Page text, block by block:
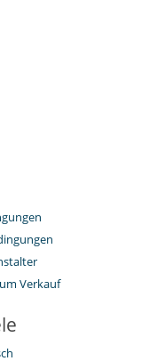
Verkauf